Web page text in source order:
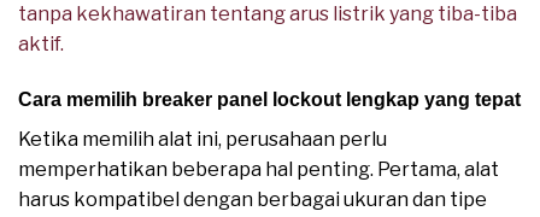
tanpa kekhawatiran tentang arus listrik yang tiba-tiba
aktif.
Cara memilih breaker panel lockout lengkap yang tepat
Ketika memilih alat ini, perusahaan perlu
memperhatikan beberapa hal penting. Pertama, alat
harus kompatibel dengan berbagai ukuran dan tipe